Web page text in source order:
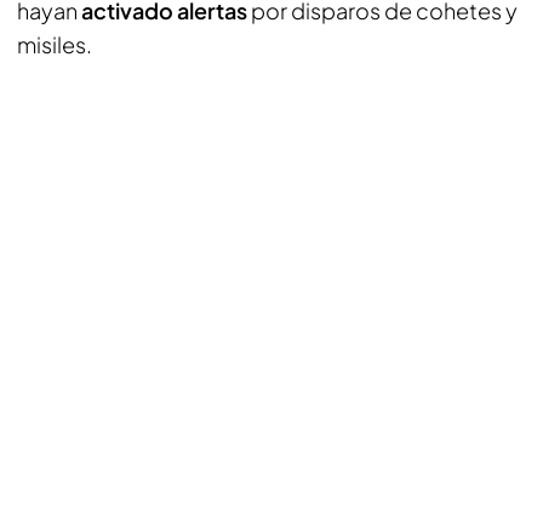
hayanactivado alertaspor disparos de cohetes y
misiles.